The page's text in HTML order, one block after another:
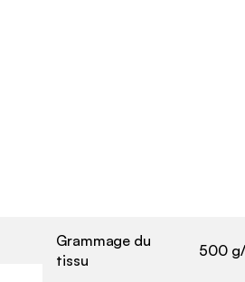
Grammage du
tissu
500 g/